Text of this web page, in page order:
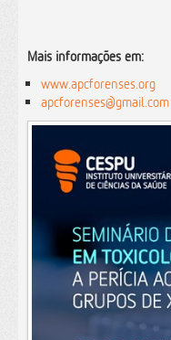
Mais informações em:
www.apcforenses.org
apcforenses@gmail.com